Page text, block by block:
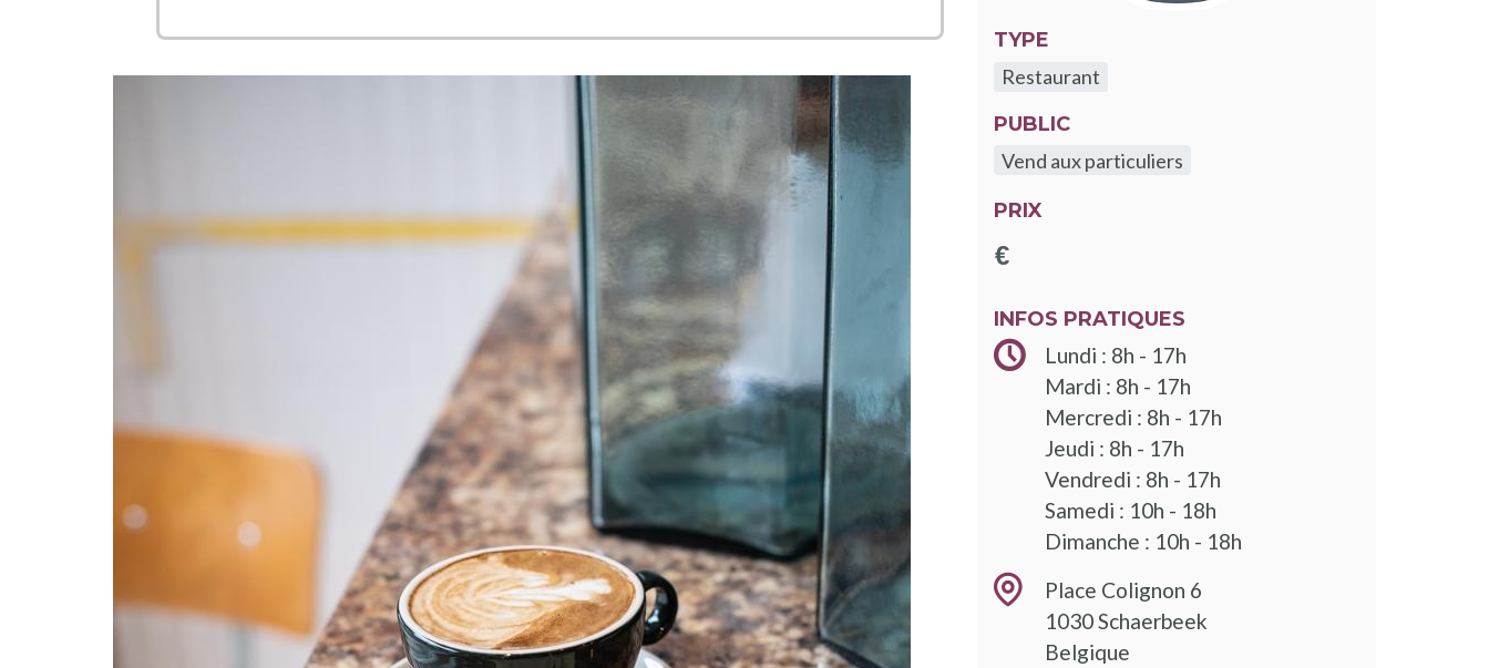
TYPE
Restaurant
PUBLIC
Vend aux particuliers
PRIX
INFOS PRATIQUES
Lundi : 8h - 17h
Mardi : 8h - 17h
Mercredi : 8h - 17h
Jeudi : 8h - 17h
Vendredi : 8h - 17h
Samedi : 10h - 18h
Dimanche : 10h - 18h
Place Colignon 6
1030Schaerbeek
Belgique